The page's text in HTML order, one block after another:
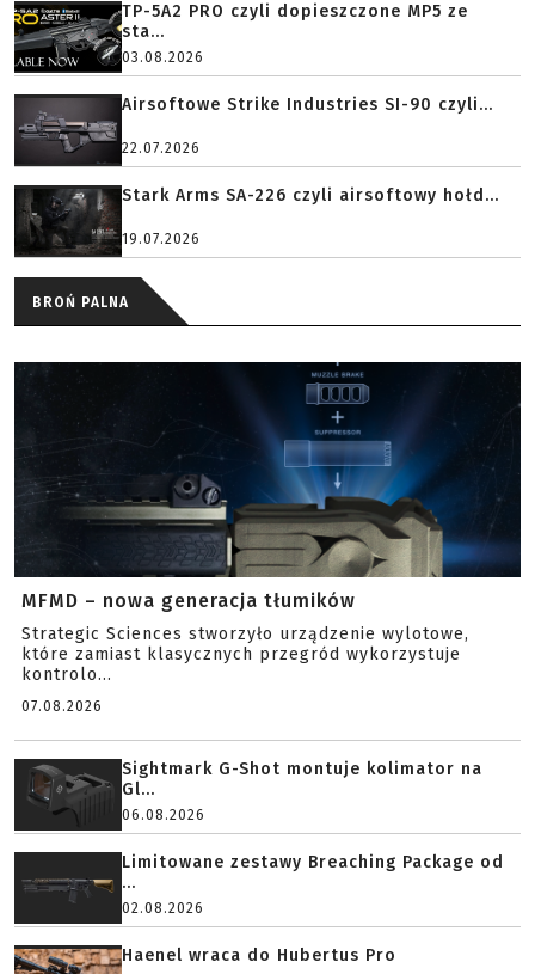
TP-5A2 PRO czyli dopieszczone MP5 ze
sta...
03.08.2026
Airsoftowe Strike Industries SI-90 czyli...
22.07.2026
Stark Arms SA-226 czyli airsoftowy hołd...
19.07.2026
BROŃ PALNA
MFMD – nowa generacja tłumików
Strategic Sciences stworzyło urządzenie wylotowe,
które zamiast klasycznych przegród wykorzystuje
kontrolo...
07.08.2026
Sightmark G-Shot montuje kolimator na
Gl...
06.08.2026
Limitowane zestawy Breaching Package od
...
02.08.2026
Haenel wraca do Hubertus Pro